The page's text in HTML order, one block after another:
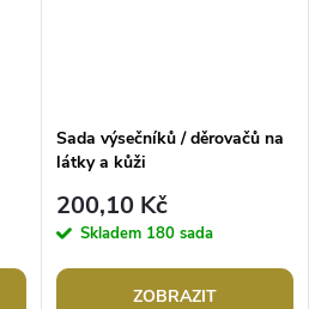
Sada výsečníků / děrovačů na
látky a kůži
200,10 Kč
Skladem 180 sada
ZOBRAZIT